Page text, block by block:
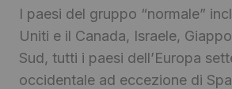
I paesi del gruppo “normale”
Uniti e il Canada, Israele,
Sud, tutti i paesi dell’Europa
occidentale ad eccezione di